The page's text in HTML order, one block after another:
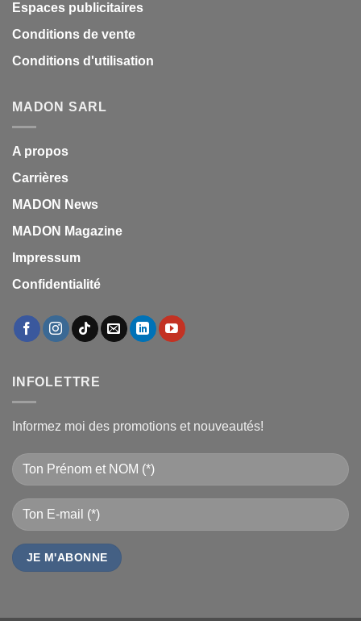
Espaces publicitaires
Conditions de vente
Conditions d'utilisation
MADON SARL
A propos
Carrières
MADON News
MADON Magazine
Impressum
Confidentialité
INFOLETTRE
Informez moi des promotions et nouveautés!